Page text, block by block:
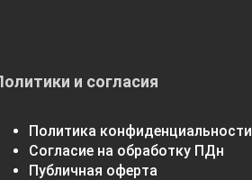
и согласия
Политика конфиденциальности
Согласие на обработку ПДн
Публичная оферта